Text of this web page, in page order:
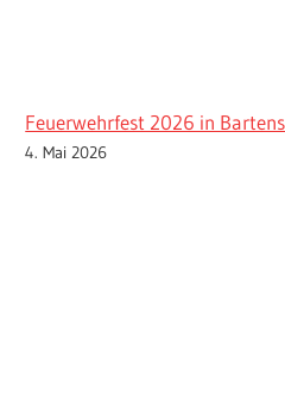
Feuerwehrfest 2026 in
4. Mai 2026